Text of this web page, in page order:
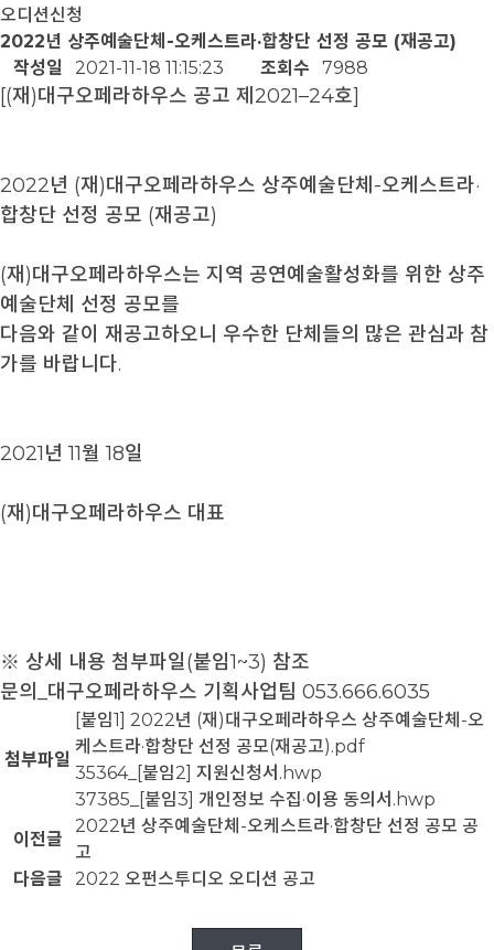
오디션신청
2022년 상주예술단체-오케스트라·합창단 선정 공모 (재공고)
작성일
2021-11-18 11:15:23 조회수 7988
[(재)대구오페라하우스 공고 제2021–24호]
2022년 (재)대구오페라하우스 상주예술단체-오케스트라·
합창단 선정 공모 (재공고)
(재)대구오페라하우스는 지역 공연예술활성화를 위한 상주
예술단체 선정 공모를
다음와 같이 재공고하오니 우수한 단체들의 많은 관심과 참
가를 바랍니다.
2021년 11월 18일
(재)대구오페라하우스 대표
※ 상세 내용 첨부파일(붙임1~3) 참조
문의_대구오페라하우스 기획사업팀 053.666.6035
첨부파일
[붙임1] 2022년 (재)대구오페라하우스 상주예술단체-오
케스트라·합창단 선정 공모(재공고).pdf
35364_[붙임2] 지원신청서.hwp
37385_[붙임3] 개인정보 수집·이용 동의서.hwp
이전글
2022년 상주예술단체-오케스트라·합창단 선정 공모 공
고
다음글
2022 오펀스투디오 오디션 공고